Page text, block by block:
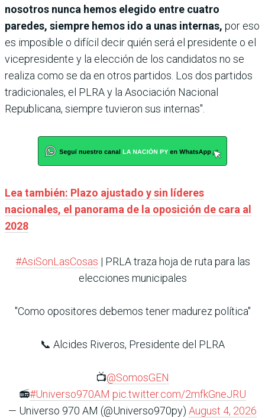
nosotros nunca hemos elegido entre cuatro
paredes, siempre hemos ido a unas internas, por eso
es imposible o difícil decir quién será el presidente o el
vicepresidente y la elección de los candidatos no se
realiza como se da en otros partidos. Los dos partidos
tradicionales, el PLRA y la Asociación Nacional
Republicana, siempre tuvieron sus internas".
Lea también: Plazo ajustado y sin líderes
nacionales, el panorama de la oposición de cara al
2028
#AsiSonLasCosas | PRLA traza hoja de ruta para las
elecciones municipales
"Como opositores debemos tener madurez política"
📞 Alcides Riveros, Presidente del PLRA
📺@SomosGEN
📻#Universo970AM pic.twitter.com/2mfkGneJRU
— Universo 970 AM (@Universo970py) August 4, 2026